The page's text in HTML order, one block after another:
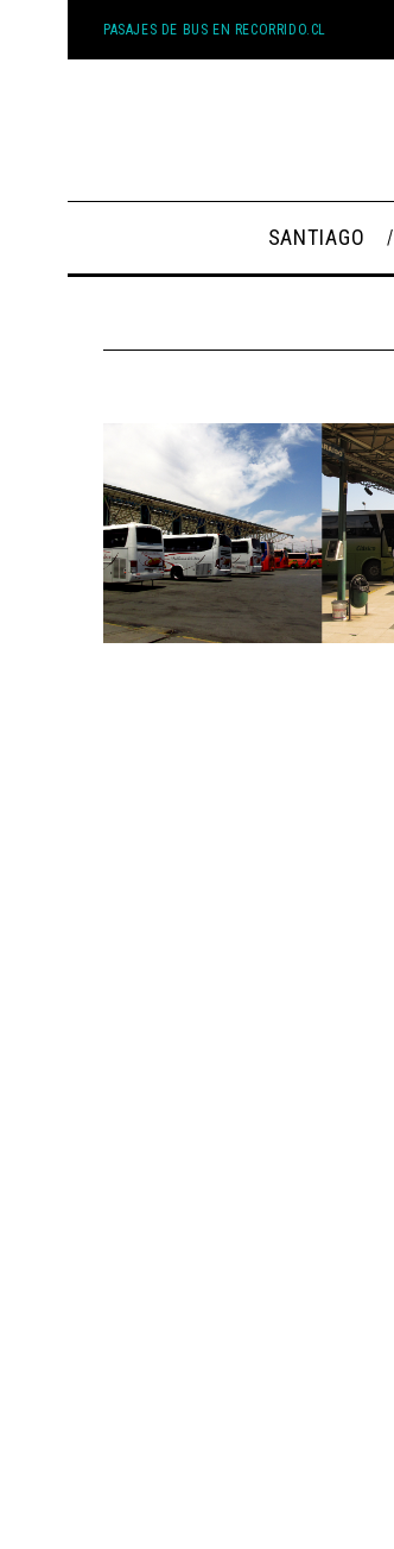
PASAJES DE BUS EN RECORRIDO.CL
SANTIAGO